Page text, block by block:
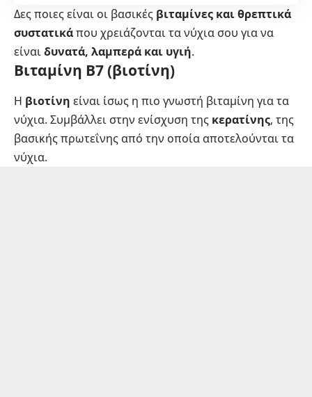
Δες ποιες είναι οι βασικές βιταμίνες και θρεπτικά
συστατικάπου χρειάζονται τα νύχια σου για να
είναιδυνατά, λαμπερά και υγιή.
Βιταμίνη Β7 (βιοτίνη)
Η βιοτίνη είναι ίσως η πιο γνωστή βιταμίνη για τα
νύχια. Συμβάλλει στην ενίσχυση της κερατίνης, της
βασικής πρωτεΐνης από την οποία αποτελούνται τα
νύχια.